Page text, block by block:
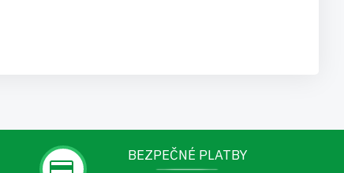
BEZPEČNÉ PLATBY